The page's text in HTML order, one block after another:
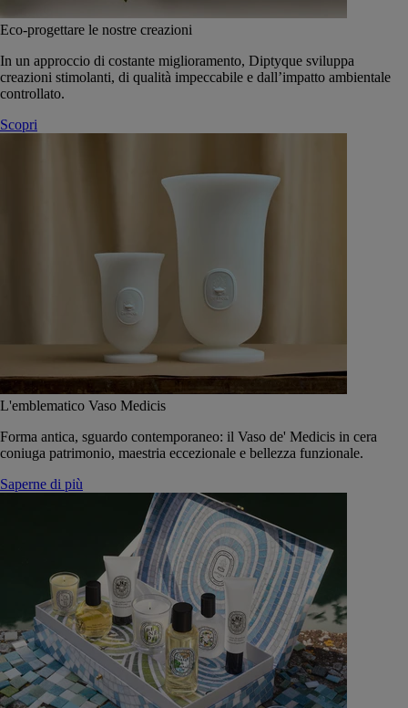
Eco-progettare le nostre creazioni
In un approccio di costante miglioramento, Diptyque sviluppa
creazioni stimolanti, di qualità impeccabile e dall’impatto ambientale
controllato.
Scopri
L'emblematico Vaso Medicis
Forma antica, sguardo contemporaneo: il Vaso de' Medicis in cera
coniuga patrimonio, maestria eccezionale e bellezza funzionale.
Saperne di più